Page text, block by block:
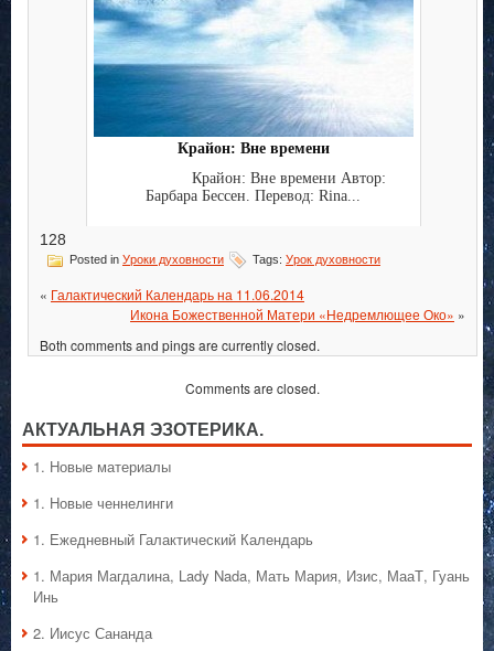
Крайон: Вне времени
Крайон: Вне времени Автор:
Барбара Бессен. Перевод: Rina...
128
Posted in Уроки духовности Tags: Урок духовности
« Галактический Календарь на 11.06.2014
Икона Божественной Матери «Недремлющее Око» »
Both comments and pings are currently closed.
Comments are closed.
АКТУАЛЬНАЯ ЭЗОТЕРИКА.
1. Hовые материалы
1. Hовые ченнелинги
1. Ежедневный Галактический Календарь
1. Мария Магдалина, Lady Nada, Мать Мария, Изис, МааТ, Гуань
Инь
2. Иисус Сананда